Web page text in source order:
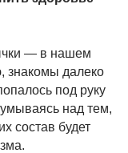
— в нашем
знакомы далеко
под руку
над тем,
состав будет